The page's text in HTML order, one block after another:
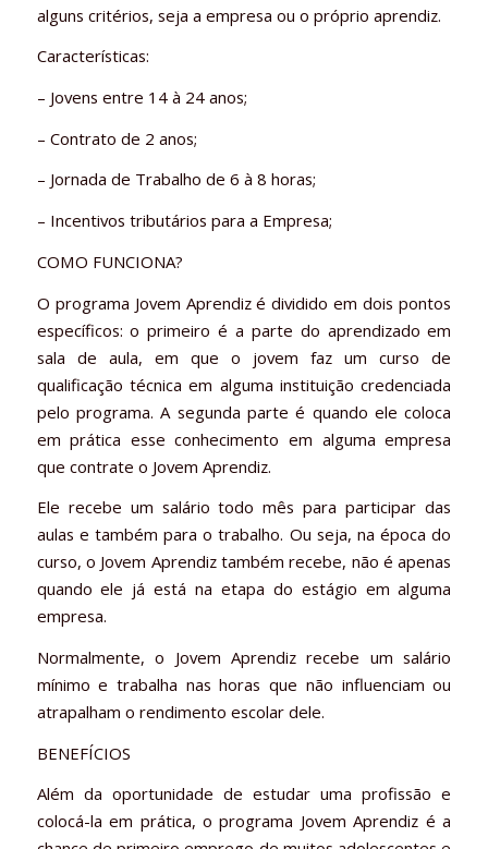
alguns critérios, seja a empresa ou o próprio aprendiz.
Características:
– Jovens entre 14 à 24 anos;
– Contrato de 2 anos;
– Jornada de Trabalho de 6 à 8 horas;
– Incentivos tributários para a Empresa;
COMO FUNCIONA?
O programa Jovem Aprendiz é dividido em dois pontos
específicos: o primeiro é a parte do aprendizado em
sala de aula, em que o jovem faz um curso de
qualificação técnica em alguma instituição credenciada
pelo programa. A segunda parte é quando ele coloca
em prática esse conhecimento em alguma empresa
que contrate o Jovem Aprendiz.
Ele recebe um salário todo mês para participar das
aulas e também para o trabalho. Ou seja, na época do
curso, o Jovem Aprendiz também recebe, não é apenas
quando ele já está na etapa do estágio em alguma
empresa.
Normalmente, o Jovem Aprendiz recebe um salário
mínimo e trabalha nas horas que não influenciam ou
atrapalham o rendimento escolar dele.
BENEFÍCIOS
Além da oportunidade de estudar uma profissão e
colocá-la em prática, o programa Jovem Aprendiz é a